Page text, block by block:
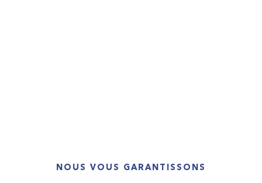
NOUS VOUS GARANTISSONS